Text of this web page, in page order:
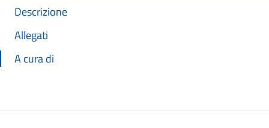
Descrizione
Allegati
A cura di